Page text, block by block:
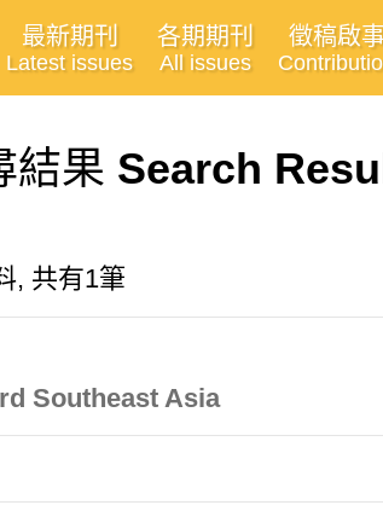
最新期刊
Latest issues
各期期刊
All issues
徵稿啟事
結果 Search
, 共有1筆
Southeast Asia